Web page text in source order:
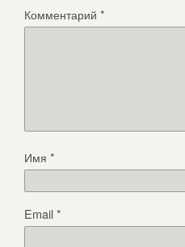
Комментарий *
Имя *
Email*